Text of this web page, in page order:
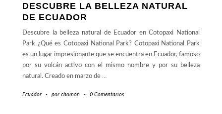
DESCUBRE LA BELLEZA NATURAL
DE ECUADOR
Descubre la belleza natural de Ecuador en Cotopaxi National
Park ¿Qué es Cotopaxi National Park? Cotopaxi National Park
es un lugar impresionante que se encuentra en Ecuador, famoso
por su volcán activo con el mismo nombre y por su belleza
natural. Creado en marzo de …
Ecuador - por chomon - 0 Comentarios